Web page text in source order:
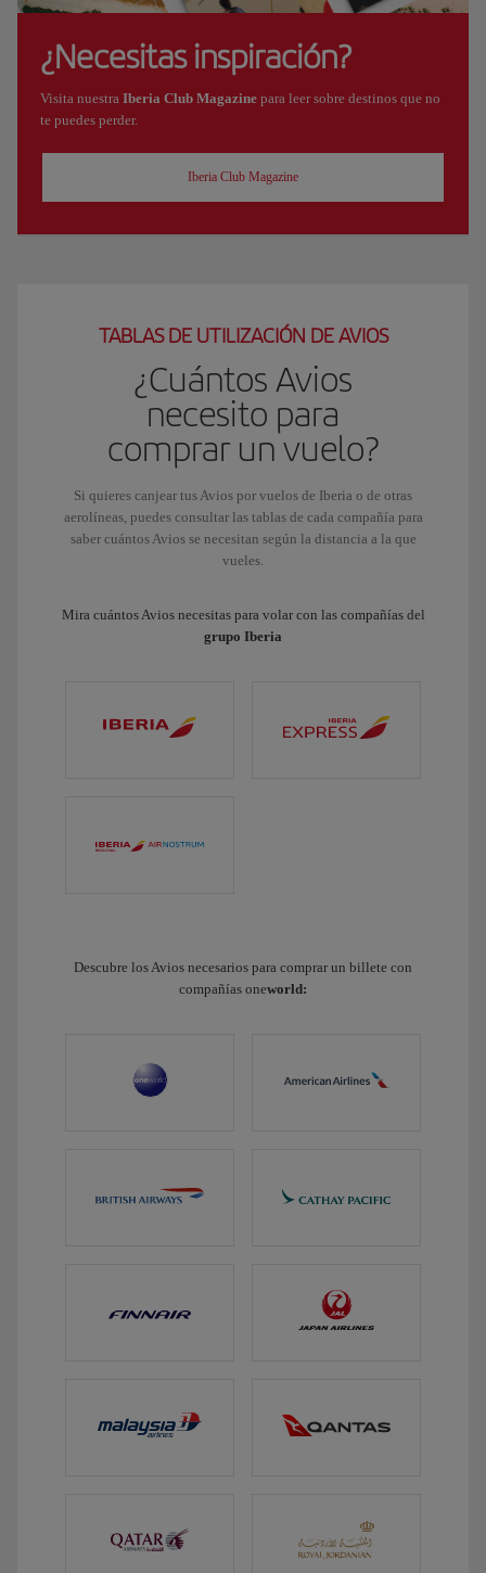
¿Necesitas inspiración?
Visita nuestra Iberia Club Magazine para leer sobre destinos que no
te puedes perder.
Iberia Club Magazine
TABLAS DE UTILIZACIÓN DE AVIOS
¿Cuántos Avios
necesito para
comprar un vuelo?
Si quieres canjear tus Avios por vuelos de Iberia o de otras
aerolíneas, puedes consultar las tablas de cada compañía para
saber cuántos Avios se necesitan según la distancia a la que
vueles.
Mira cuántos Avios necesitas para volar con las compañías del
grupo Iberia
Descubre los Avios necesarios para comprar un billete con
compañías oneworld: